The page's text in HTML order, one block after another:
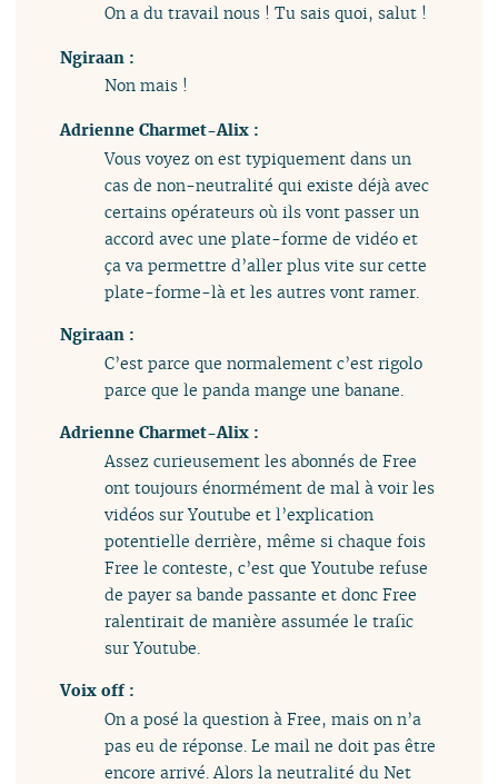
On a du travail nous ! Tu sais quoi, salut !
Ngiraan :
Non mais !
Adrienne Charmet-Alix :
Vous voyez on est typiquement dans un
cas de non-neutralité qui existe déjà avec
certains opérateurs où ils vont passer un
accord avec une plate-forme de vidéo et
ça va permettre d’aller plus vite sur cette
plate-forme-là et les autres vont ramer.
Ngiraan :
C’est parce que normalement c’est rigolo
parce que le panda mange une banane.
Adrienne Charmet-Alix :
Assez curieusement les abonnés de Free
ont toujours énormément de mal à voir les
vidéos sur Youtube et l’explication
potentielle derrière, même si chaque fois
Free le conteste, c’est que Youtube refuse
de payer sa bande passante et donc Free
ralentirait de manière assumée le trafic
sur Youtube.
Voix off :
On a posé la question à Free, mais on n’a
pas eu de réponse. Le mail ne doit pas être
encore arrivé. Alors la neutralité du Net